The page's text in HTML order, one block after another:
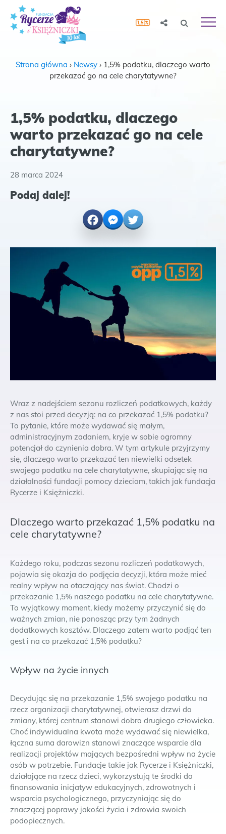
Strona główna › Newsy › 1,5% podatku, dlaczego warto
przekazać go na cele charytatywne?
1,5% podatku, dlaczego
warto przekazać go na cele
charytatywne?
28 marca 2024
Podaj dalej!
FacebookMessenger
Twitter
Wraz z nadejściem sezonu rozliczeń podatkowych, każdy
z nas stoi przed decyzją: na co przekazać 1,5% podatku?
To pytanie, które może wydawać się małym,
administracyjnym zadaniem, kryje w sobie ogromny
potencjał do czynienia dobra. W tym artykule przyjrzymy
się, dlaczego warto przekazać ten niewielki odsetek
swojego podatku na cele charytatywne, skupiając się na
działalności fundacji pomocy dzieciom, takich jak fundacja
Rycerze i Księżniczki.
Dlaczego warto przekazać 1,5% podatku na
cele charytatywne?
Każdego roku, podczas sezonu rozliczeń podatkowych,
pojawia się okazja do podjęcia decyzji, która może mieć
realny wpływ na otaczający nas świat. Chodzi o
przekazanie 1,5% naszego podatku na cele charytatywne.
To wyjątkowy moment, kiedy możemy przyczynić się do
ważnych zmian, nie ponosząc przy tym żadnych
dodatkowych kosztów. Dlaczego zatem warto podjąć ten
gest i na co przekazać 1,5% podatku?
Wpływ na życie innych
Decydując się na przekazanie 1,5% swojego podatku na
rzecz organizacji charytatywnej, otwierasz drzwi do
zmiany, której centrum stanowi dobro drugiego człowieka.
Choć indywidualna kwota może wydawać się niewielka,
łączna suma darowizn stanowi znaczące wsparcie dla
realizacji projektów mających bezpośredni wpływ na życie
osób w potrzebie. Fundacje takie jak Rycerze i Księżniczki,
działające na rzecz dzieci, wykorzystują te środki do
finansowania inicjatyw edukacyjnych, zdrowotnych i
wsparcia psychologicznego, przyczyniając się do
znaczącej poprawy jakości życia i zdrowia swoich
podopiecznych.